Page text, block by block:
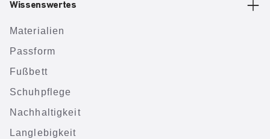
Wissenswertes
Materialien
Passform
Fußbett
Schuhpflege
Nachhaltigkeit
Langlebigkeit